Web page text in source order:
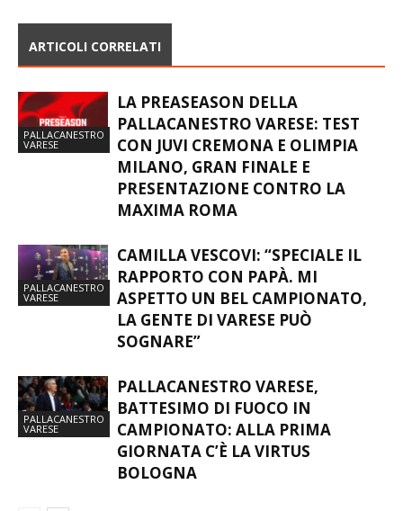
ARTICOLI CORRELATI
PALLACANESTRO
VARESE
LA PREASEASON DELLA
PALLACANESTRO VARESE: TEST
CON JUVI CREMONA E OLIMPIA
MILANO, GRAN FINALE E
PRESENTAZIONE CONTRO LA
MAXIMA ROMA
PALLACANESTRO
VARESE
CAMILLA VESCOVI: “SPECIALE IL
RAPPORTO CON PAPÀ. MI
ASPETTO UN BEL CAMPIONATO,
LA GENTE DI VARESE PUÒ
SOGNARE”
PALLACANESTRO
VARESE
PALLACANESTRO VARESE,
BATTESIMO DI FUOCO IN
CAMPIONATO: ALLA PRIMA
GIORNATA C’È LA VIRTUS
BOLOGNA